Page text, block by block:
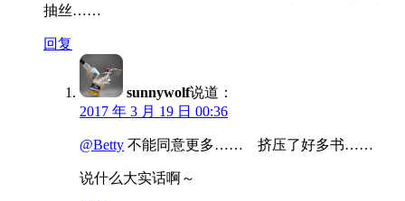
抽丝……
回复
sunnywolf说道：
2017 年 3 月 19 日 00:36
@Betty 不能同意更多…… 挤压了好多书……
说什么大实话啊～